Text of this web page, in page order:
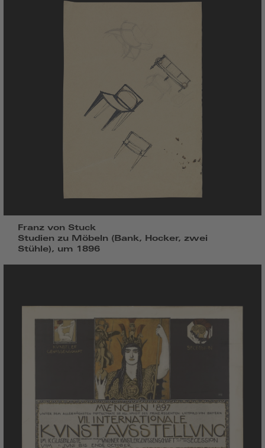
Franz von Stuck
Studien zu Möbeln (Bank, Hocker, zwei
Stühle), um 1896